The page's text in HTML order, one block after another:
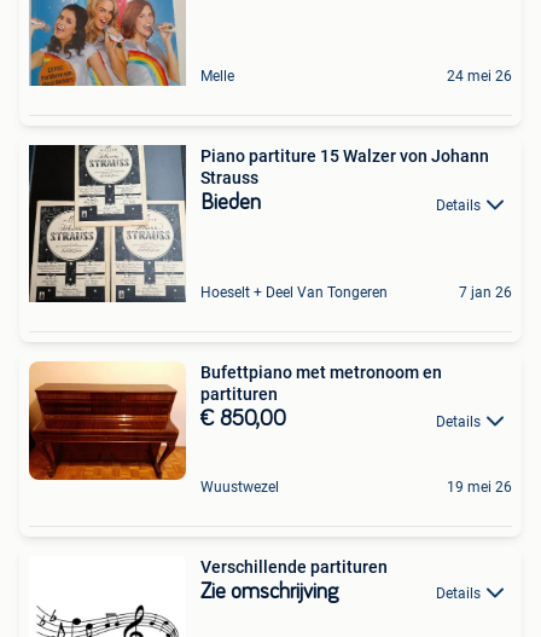
Melle 24 mei 26
Piano partiture 15 Walzer von Johann
Strauss
Bieden Details
Hoeselt + Deel Van Tongeren 7 jan 26
Bufettpiano met metronoom en
partituren
€ 850,00 Details
Wuustwezel 19 mei 26
Verschillende partituren
Zie omschrijving Details